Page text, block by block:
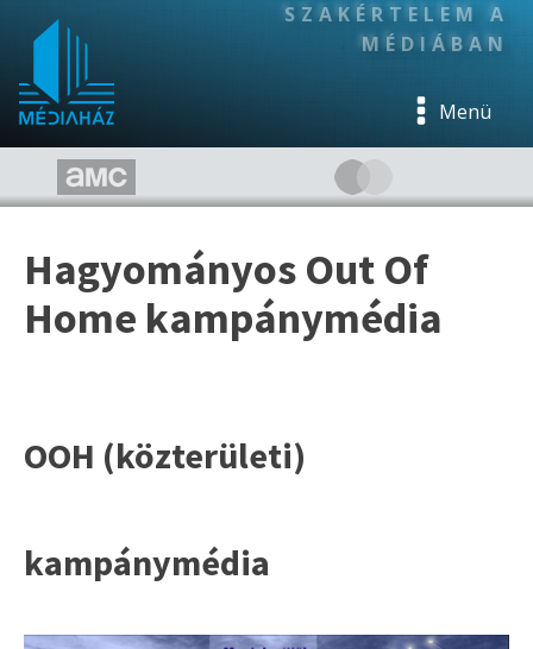
SZAKÉRTELEM A
MÉDIÁBAN
Menü
Hagyományos Out Of
Home kampánymédia
OOH (közterületi)
kampánymédia